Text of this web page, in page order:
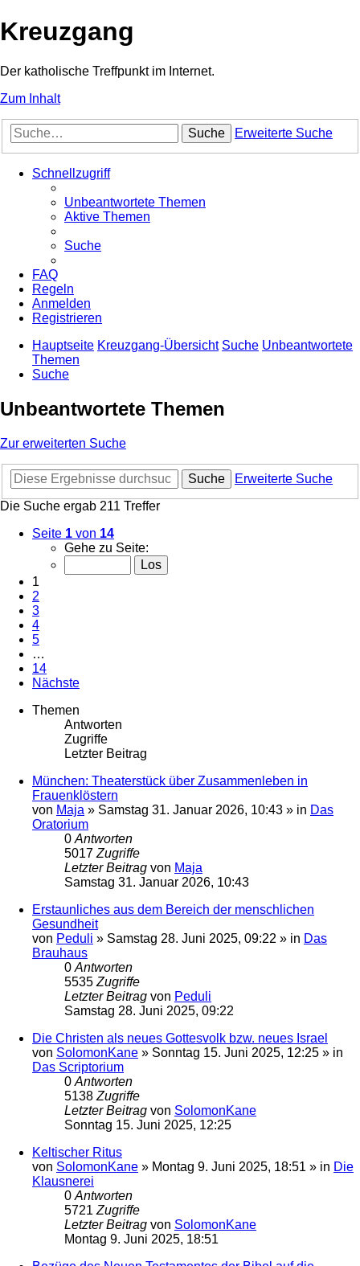
Kreuzgang
Der katholische Treffpunkt im Internet.
Zum Inhalt
Suche Erweiterte Suche
Schnellzugriff
Unbeantwortete Themen
Aktive Themen
Suche
FAQ
Regeln
Anmelden
Registrieren
Hauptseite Kreuzgang-Übersicht Suche Unbeantwortete
Themen
Suche
Unbeantwortete Themen
Zur erweiterten Suche
Suche
Erweiterte Suche
Die Suche ergab 211 Treffer
Seite 1 von 14
Gehe zu Seite:
1
2
3
4
5
…
14
Nächste
Themen
Antworten
Zugriffe
Letzter Beitrag
München: Theaterstück über Zusammenleben in
Frauenklöstern
von Maja » Samstag 31. Januar 2026, 10:43 » in Das
Oratorium
0 Antworten
5017 Zugriffe
Letzter Beitrag von Maja
Samstag 31. Januar 2026, 10:43
Erstaunliches aus dem Bereich der menschlichen
Gesundheit
von Peduli » Samstag 28. Juni 2025, 09:22 » in Das
Brauhaus
0 Antworten
5535 Zugriffe
Letzter Beitrag von Peduli
Samstag 28. Juni 2025, 09:22
Die Christen als neues Gottesvolk bzw. neues Israel
von SolomonKane » Sonntag 15. Juni 2025, 12:25 » in
Das Scriptorium
0 Antworten
5138 Zugriffe
Letzter Beitrag von SolomonKane
Sonntag 15. Juni 2025, 12:25
Keltischer Ritus
von SolomonKane » Montag 9. Juni 2025, 18:51 » in Die
Klausnerei
0 Antworten
5721 Zugriffe
Letzter Beitrag von SolomonKane
Montag 9. Juni 2025, 18:51